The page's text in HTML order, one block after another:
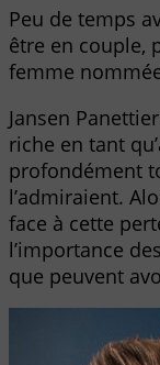
Peu de temps
être en couple,
femme
Jansen
riche en tant
profondément
l’admiraient.
face à cette
l’importance
que peuvent